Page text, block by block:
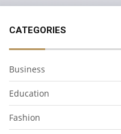
CATEGORIES
Business
Education
Fashion